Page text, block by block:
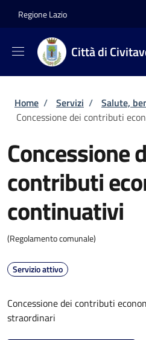
Regione Lazio
Città di
Briciole di pane
Home / Servizi / Salute,
Concessione dei contributi
Concessione
contributi
continuativi
(Regolamento comunale)
Servizio attivo
Concessione dei contributi
straordinari